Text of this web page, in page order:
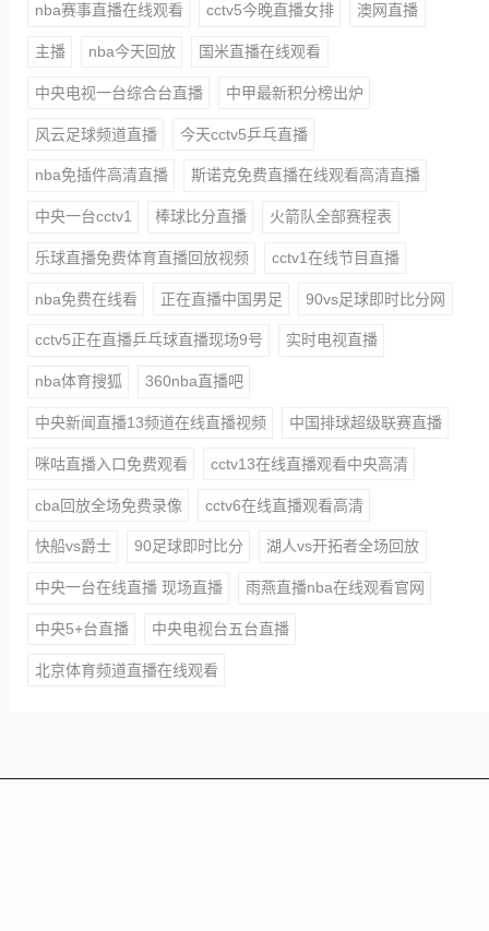
nba赛事直播在线观看 cctv5今晚直播女排 澳网直播
主播 nba今天回放 国米直播在线观看
中央电视一台综合台直播 中甲最新积分榜出炉
风云足球频道直播 今天cctv5乒乓直播
nba免插件高清直播 斯诺克免费直播在线观看高清直播
中央一台cctv1 棒球比分直播 火箭队全部赛程表
乐球直播免费体育直播回放视频 cctv1在线节目直播
nba免费在线看 正在直播中国男足 90vs足球即时比分网
cctv5正在直播乒乓球直播现场9号 实时电视直播
nba体育搜狐 360nba直播吧
中央新闻直播13频道在线直播视频 中国排球超级联赛直播
咪咕直播入口免费观看 cctv13在线直播观看中央高清
cba回放全场免费录像 cctv6在线直播观看高清
快船vs爵士 90足球即时比分 湖人vs开拓者全场回放
中央一台在线直播 现场直播 雨燕直播nba在线观看官网
中央5+台直播 中央电视台五台直播
北京体育频道直播在线观看